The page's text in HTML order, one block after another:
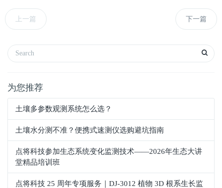
上一篇 下一篇
为您推荐
土壤多参数观测系统怎么选？
土壤水分测不准？便携式速测仪选购避坑指南
点将科技参加生态系统变化监测技术——2026年生态大讲
堂精品培训班
点将科技 25 周年专项服务｜DJ-3012 植物 3D 根系生长监